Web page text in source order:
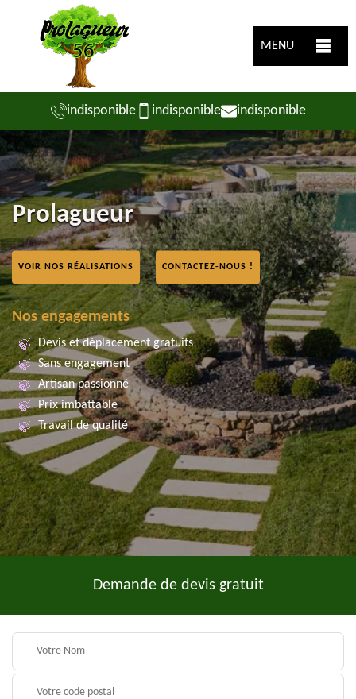
MENU
indisponible indisponible indisponible
Prolagueur
VOIR NOS RÉALISATIONS CONTACTEZ-NOUS !
Nos engagements
Devis et déplacement gratuits
Sans engagement
Artisan passionné
Prix imbattable
Travail de qualité
Demande de devis gratuit